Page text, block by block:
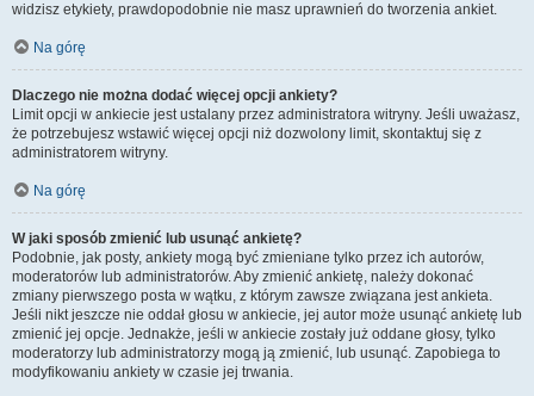
widzisz etykiety, prawdopodobnie nie masz uprawnień do tworzenia ankiet.
Na górę
Dlaczego nie można dodać więcej opcji ankiety?
Limit opcji w ankiecie jest ustalany przez administratora witryny. Jeśli uważasz,
że potrzebujesz wstawić więcej opcji niż dozwolony limit, skontaktuj się z
administratorem witryny.
Na górę
W jaki sposób zmienić lub usunąć ankietę?
Podobnie, jak posty, ankiety mogą być zmieniane tylko przez ich autorów,
moderatorów lub administratorów. Aby zmienić ankietę, należy dokonać
zmiany pierwszego posta w wątku, z którym zawsze związana jest ankieta.
Jeśli nikt jeszcze nie oddał głosu w ankiecie, jej autor może usunąć ankietę lub
zmienić jej opcje. Jednakże, jeśli w ankiecie zostały już oddane głosy, tylko
moderatorzy lub administratorzy mogą ją zmienić, lub usunąć. Zapobiega to
modyfikowaniu ankiety w czasie jej trwania.